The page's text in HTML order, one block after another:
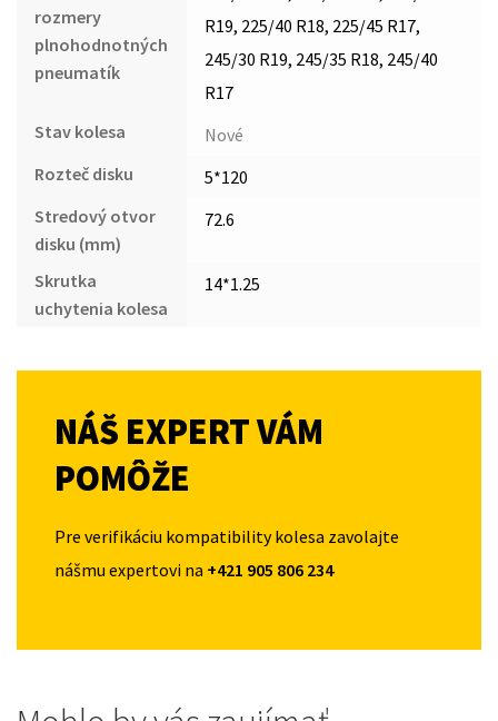
rozmery
plnohodnotných
pneumatík
R19, 225/40 R18, 225/45 R17,
245/30 R19, 245/35 R18, 245/40
R17
Stav kolesa
Nové
Rozteč disku
5*120
Stredový otvor
disku (mm)
72.6
Skrutka
uchytenia kolesa
14*1.25
NÁŠ EXPERT VÁM
POMÔŽE
Pre verifikáciu kompatibility kolesa zavolajte
nášmu expertovi na +421 905 806 234